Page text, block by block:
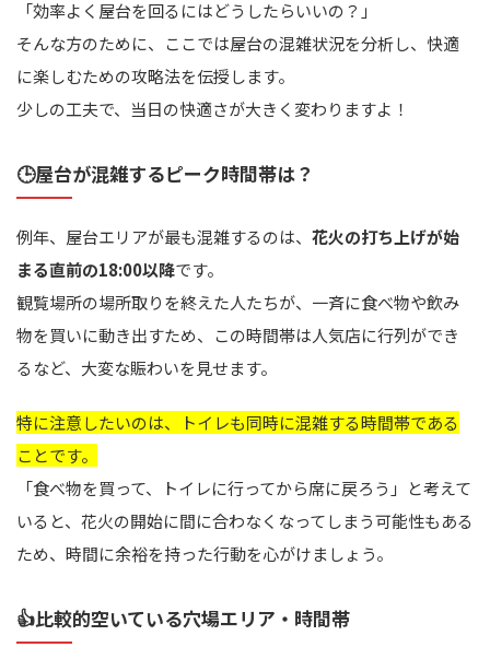
「効率よく屋台を回るにはどうしたらいいの？」
そんな方のために、ここでは屋台の混雑状況を分析し、快適
に楽しむための攻略法を伝授します。
少しの工夫で、当日の快適さが大きく変わりますよ！
🕒屋台が混雑するピーク時間帯は？
例年、屋台エリアが最も混雑するのは、 花火の打ち上げが始
まる直前の18:00以降です。
観覧場所の場所取りを終えた人たちが、一斉に食べ物や飲み
物を買いに動き出すため、この時間帯は人気店に行列ができ
るなど、大変な賑わいを見せます。
特に注意したいのは、トイレも同時に混雑する時間帯である
ことです。
「食べ物を買って、トイレに行ってから席に戻ろう」と考えて
いると、花火の開始に間に合わなくなってしまう可能性もある
ため、時間に余裕を持った行動を心がけましょう。
👍比較的空いている穴場エリア・時間帯